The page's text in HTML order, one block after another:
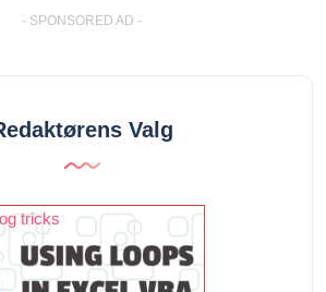
- SPONSORED AD -
Valg
tricks